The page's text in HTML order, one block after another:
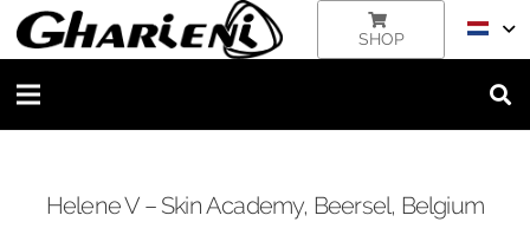
SHOP
Helene V – Skin Academy, Beersel, Belgium